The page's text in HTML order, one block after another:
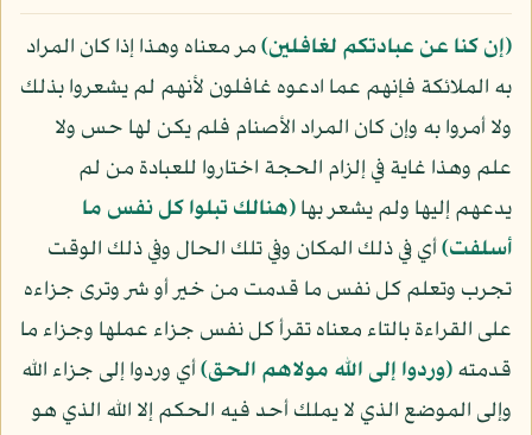
﴿إن كنا عن عبادتكم لغافلين﴾مر معناه وهذا إذا كان المراد
به الملائكة فإنهم عما ادعوه غافلون لأنهم لم يشعروا بذلك
ولا أمروا به وإن كان المراد الأصنام فلم يكن لها حس ولا
علم وهذا غاية في إلزام الحجة اختاروا للعبادة من لم
يدعهم إليها ولم يشعر بها﴿هنالك تبلوا كل نفس ما
أسلفت﴾أي في ذلك المكان وفي تلك الحال وفي ذلك الوقت
تجرب وتعلم كل نفس ما قدمت من خير أو شر وترى جزاءه
على القراءة بالتاء معناه تقرأ كل نفس جزاء عملها وجزاء ما
قدمته﴿وردوا إلى الله مولاهم الحق﴾أي وردوا إلى جزاء الله
وإلى الموضع الذي لا يملك أحد فيه الحكم إلا الله الذي هو